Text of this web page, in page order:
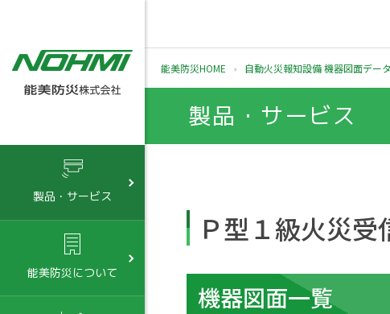
製品・サービス
能美防災について
能美防災HOME 自動火災報知設備 機器図面データ
製品・サービス
Ｐ型１級火災受
機器図面一覧